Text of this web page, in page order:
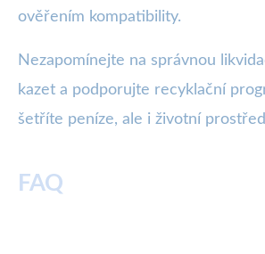
ověřením kompatibility.
Nezapomínejte na správnou
kazet a podporujte recyklační
šetříte peníze, ale i životní
FAQ